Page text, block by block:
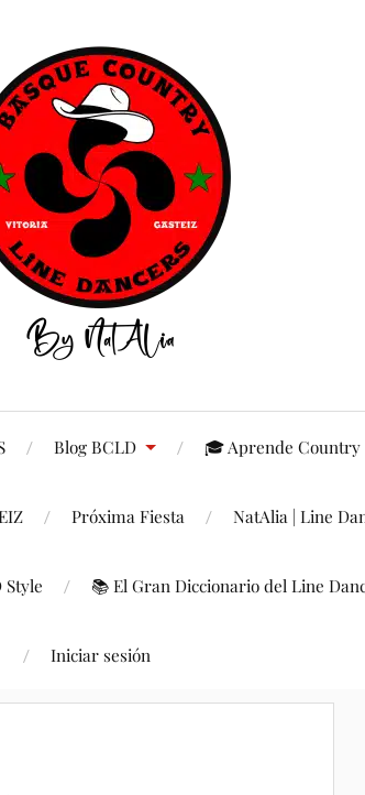
Blog BCLD 🎓 Aprende Country
Próxima Fiesta NatAlia | Line
Style 📚 El Gran Diccionario del Line
Iniciar sesión